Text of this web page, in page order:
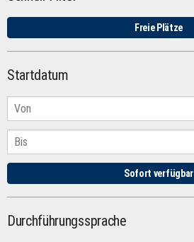
Freie Plätze
Startdatum
Sofort verfügbar
Durchführungssprache